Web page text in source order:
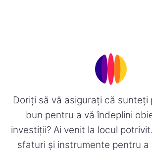
Doriți să vă asigurați că sunteți
bun pentru a vă îndeplini
investiții? Ai venit la locul
sfaturi și instrumente pentru a